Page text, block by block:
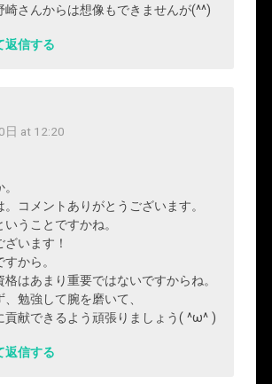
崎さんからは想像もできませんが(^^)
返信する
日 at 12:20
コメントありがとうございます。
うことですかね。
います！
から。
はあまり重要ではないですからね。
勉強して腕を磨いて、
貢献できるよう頑張りましょう( ^ω^ )
返信する